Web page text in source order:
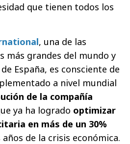
que tienen todos los
, una de las
más grandes del mundo y
España, es consciente de
a nivel mundial
de la compañía
ya ha logrado optimizar
en más de un 30%
de la crisis económica.